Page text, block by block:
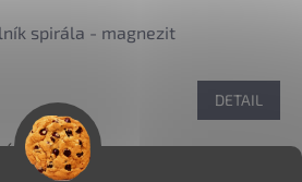
spirála - magnezit
DETAIL
myšlení